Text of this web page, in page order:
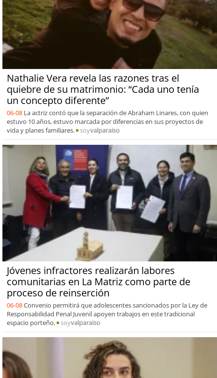
Nathalie Vera revela las razones tras el
quiebre de su matrimonio: “Cada uno tenía
un concepto diferente”
06-08 La actriz contó que la separación de Abraham Linares, con quien
estuvo 10 años, estuvo marcada por diferencias en sus proyectos de
vida y planes familiares.
soyvalparaiso
Jóvenes infractores realizarán labores
comunitarias en La Matriz como parte de
proceso de reinserción
06-08Convenio permitirá que adolescentes sancionados por la Ley de
Responsabilidad Penal Juvenil apoyen trabajos en este tradicional
espacio porteño.
soyvalparaiso